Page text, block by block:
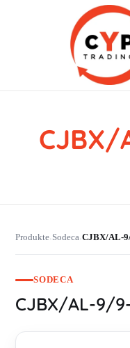
CYP Trading
Professionelle Ersatzteilbeschaffung
CJBX/
Produkte›Sodeca›CJBX/AL-
SODECA
CJBX/AL-9/